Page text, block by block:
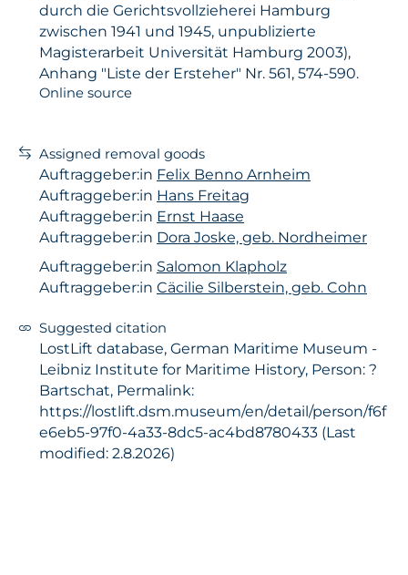
durch die Gerichtsvollzieherei Hamburg
zwischen 1941 und 1945, unpublizierte
Magisterarbeit Universität Hamburg 2003),
Anhang "Liste der Ersteher" Nr. 561, 574-590.
Online source
Assigned removal goods
Auftraggeber:in Felix Benno Arnheim
Auftraggeber:in Hans Freitag
Auftraggeber:in Ernst Haase
Auftraggeber:in Dora Joske, geb. Nordheimer
Auftraggeber:in Salomon Klapholz
Auftraggeber:in Cäcilie Silberstein, geb. Cohn
Suggested citation
LostLift database, German Maritime Museum -
Leibniz Institute for Maritime History, Person: ?
Bartschat, Permalink:
https://lostlift.dsm.museum/en/detail/person/f6f
e6eb5-97f0-4a33-8dc5-ac4bd8780433 (Last
modified: 2.8.2026)